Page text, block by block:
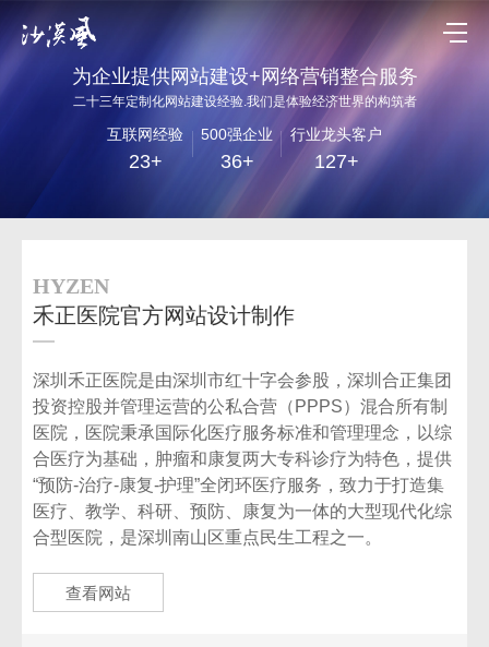
为企业提供网站建设+网络营销整合服务
二十三年定制化网站建设经验.我们是体验经济世界的构筑者
互联网经验
23+
500强企业
36+
行业龙头客户
127+
HYZEN
禾正医院官方网站设计制作
深圳禾正医院是由深圳市红十字会参股，深圳合正集团
投资控股并管理运营的公私合营（PPPS）混合所有制
医院，医院秉承国际化医疗服务标准和管理理念，以综
合医疗为基础，肿瘤和康复两大专科诊疗为特色，提供
“预防-治疗-康复-护理”全闭环医疗服务，致力于打造集
医疗、教学、科研、预防、康复为一体的大型现代化综
合型医院，是深圳南山区重点民生工程之一。
查看网站